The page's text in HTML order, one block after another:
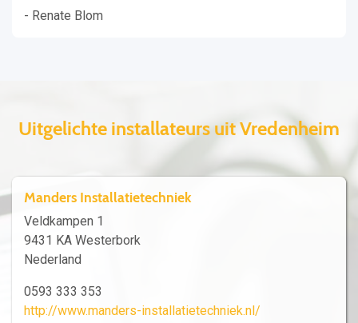
- Renate Blom
Uitgelichte installateurs uit Vredenheim
Manders Installatietechniek
Veldkampen 1
9431 KA Westerbork
Nederland
0593 333 353
http://www.manders-installatietechniek.nl/